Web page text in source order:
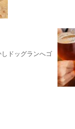
ドッグランへゴ